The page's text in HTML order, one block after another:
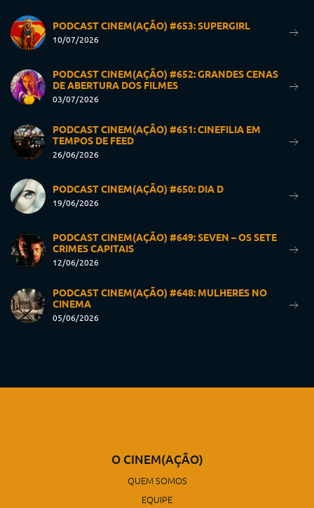
PODCAST CINEM(AÇÃO) #653: SUPERGIRL
10/07/2026
PODCAST CINEM(AÇÃO) #652: GRANDES CENAS
DE ABERTURA DOS FILMES
03/07/2026
PODCAST CINEM(AÇÃO) #651: CINEFILIA EM
TEMPOS DE FEED
26/06/2026
PODCAST CINEM(AÇÃO) #650: DIA D
19/06/2026
PODCAST CINEM(AÇÃO) #649: SEVEN – OS SETE
CRIMES CAPITAIS
12/06/2026
PODCAST CINEM(AÇÃO) #648: MULHERES NO
CINEMA
05/06/2026
O CINEM(AÇÃO)
QUEM SOMOS
EQUIPE